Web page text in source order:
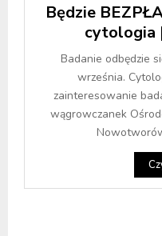
Będzie
cytologia
Badanie odbędzie
września.
zainteresowanie
wągrowczanek